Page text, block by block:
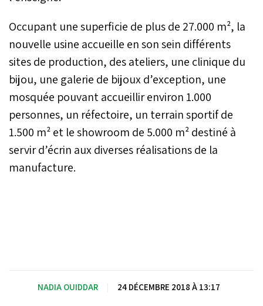
Occupant une superficie de plus de 27.000 m², la
nouvelle usine accueille en son sein différents
sites de production, des ateliers, une clinique du
bijou, une galerie de bijoux d’exception, une
mosquée pouvant accueillir environ 1.000
personnes, un réfectoire, un terrain sportif de
1.500 m² et le showroom de 5.000 m² destiné à
servir d’écrin aux diverses réalisations de la
manufacture.
NADIA OUIDDAR 24 DÉCEMBRE 2018 À 13:17